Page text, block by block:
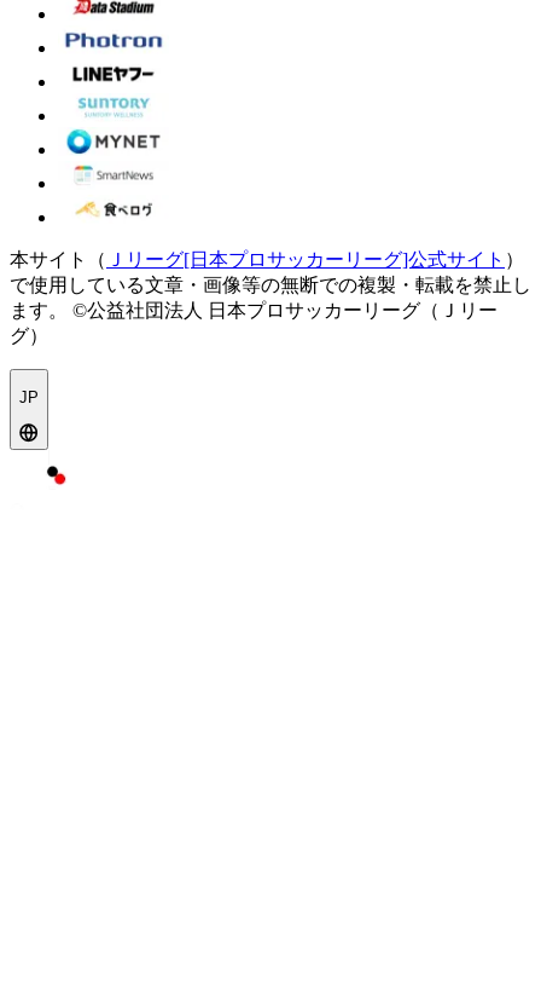
本サイト（ Ｊリーグ[日本プロサッカーリーグ]公式サイト ）
で使用している文章・画像等の無断での複製・転載を禁止し
ます。
©公益社団法人 日本プロサッカーリーグ（Ｊリー
グ）
JP